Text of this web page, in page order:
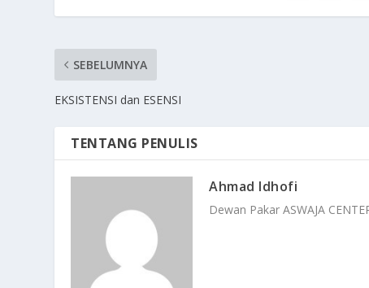
SEBELUMNYA
EKSISTENSI dan ESENSI
TENTANG PENULIS
Ahmad Idhofi
Dewan Pakar ASWAJA